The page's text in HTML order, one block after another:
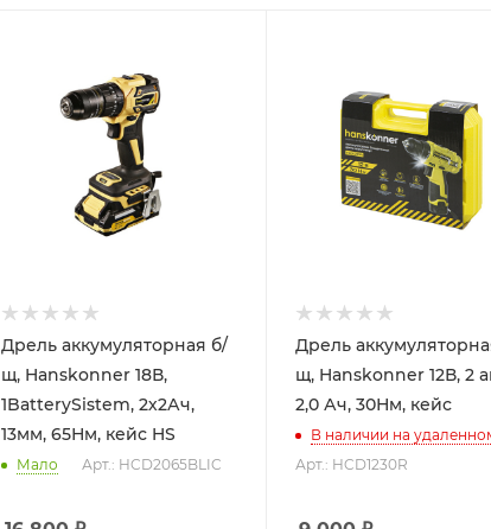
Дрель аккумуляторная б/
щ, Hanskonner 18В,
1BatterySistem, 2х2Ач,
13мм, 65Нм, кейс HS
Мало Арт.: HCD2065BLIC
Дрель
щ, Hanskonner 12В, 2
2,0 Ач, 30Нм, кейс
В наличии на
Арт.: HCD1230R